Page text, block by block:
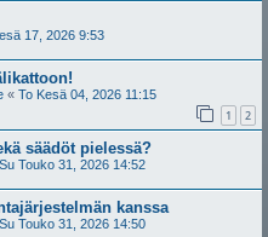
17, 2026 9:53
« To Kesä 04, 2026 11:15
1 2
säädöt pielessä?
Su Touko 31, 2026 14:52
kanssa
Su Touko 31, 2026 14:50